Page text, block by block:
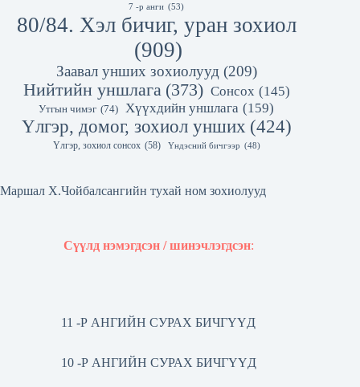
7 -р анги (53)
80/84. Хэл бичиг, уран зохиол
(909)
Заавал унших зохиолууд (209)
Нийтийн уншлага (373) Сонсох (145)
Утгын чимэг (74) Хүүхдийн уншлага (159)
Үлгэр, домог, зохиол унших (424)
Үлгэр, зохиол сонсох (58) Үндэсний бичгээр (48)
Маршал Х.Чойбалсангийн тухай ном зохиолууд
Сүүлд нэмэгдсэн / шинэчлэгдсэн:
11 -Р АНГИЙН СУРАХ БИЧГҮҮД
10 -Р АНГИЙН СУРАХ БИЧГҮҮД